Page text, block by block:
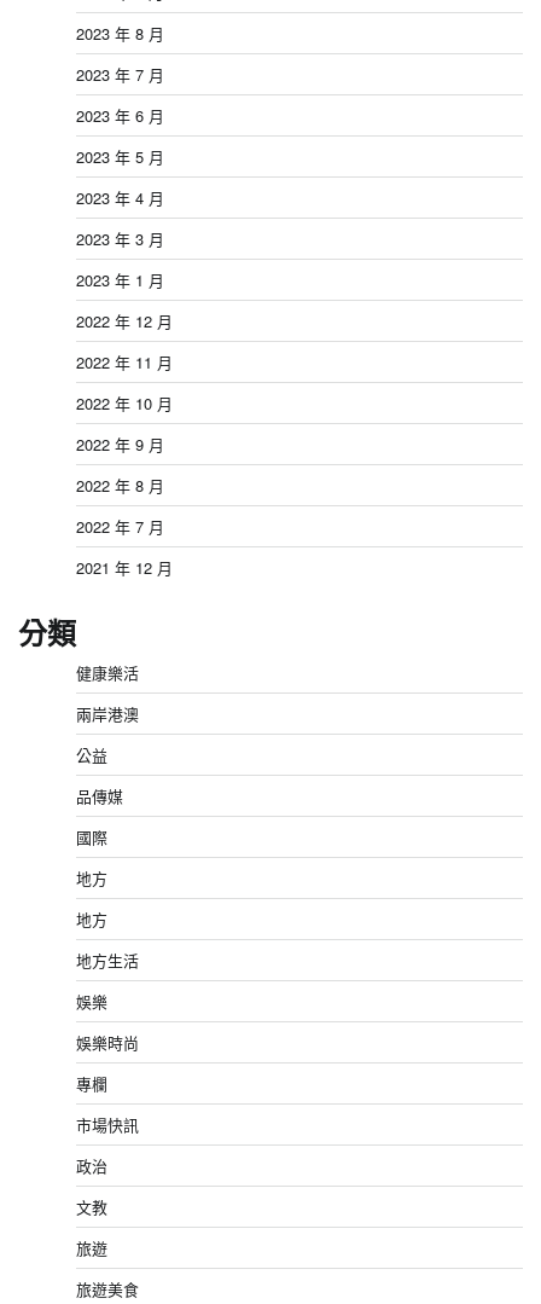
2023 年 8 月
2023 年 7 月
2023 年 6 月
2023 年 5 月
2023 年 4 月
2023 年 3 月
2023 年 1 月
2022 年 12 月
2022 年 11 月
2022 年 10 月
2022 年 9 月
2022 年 8 月
2022 年 7 月
2021 年 12 月
分類
健康樂活
兩岸港澳
公益
品傳媒
國際
地方
地方
地方生活
娛樂
娛樂時尚
專欄
市場快訊
政治
文教
旅遊
旅遊美食